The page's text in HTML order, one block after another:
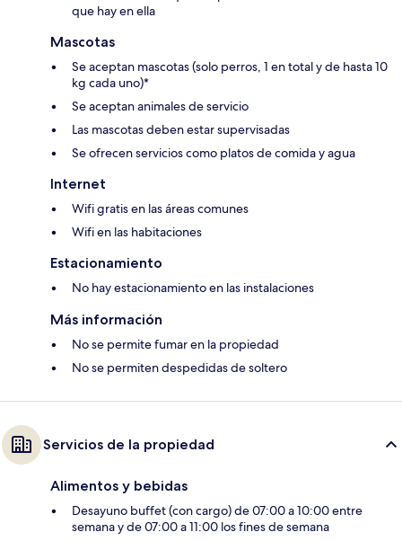
que hay en ella
Mascotas
Se aceptan mascotas (solo perros, 1 en total y de hasta 10
kg cada uno)*
Se aceptan animales de servicio
Las mascotas deben estar supervisadas
Se ofrecen servicios como platos de comida y agua
Internet
Wifi gratis en las áreas comunes
Wifi en las habitaciones
Estacionamiento
No hay estacionamiento en las instalaciones
Más información
No se permite fumar en la propiedad
No se permiten despedidas de soltero
Servicios de la propiedad
Alimentos y bebidas
Desayuno buffet (con cargo) de 07:00 a 10:00 entre
semana y de 07:00 a 11:00 los fines de semana